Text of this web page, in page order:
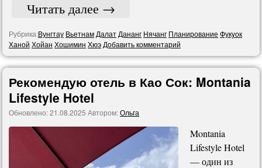
Читать далее →
Рубрика:Вунгтау Вьетнам Далат Дананг Нячанг Планирование Фукyок
Ханой Хойан Хошимин Хюэ Добавить комментарий
Рекомендую отель в Као Сок: Montania
Lifestyle Hotel
Обновлено:21.08.2025 Автором:Ольга
Montania
Lifestyle Hotel
— один из